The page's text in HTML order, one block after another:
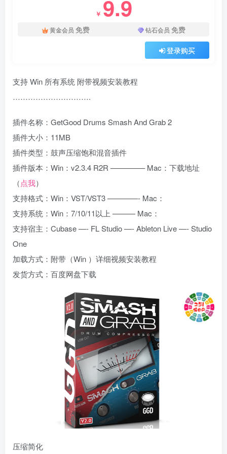
￥ 9.9
黄金会员 免费 钻石会员 免费
登录购买
支持 Win 所有系统 附带视频安装教程
………………………….
插件名称：GetGood Drums Smash And Grab 2
插件大小：11MB
插件类型：鼓声压缩饱和混音插件
插件版本：Win：v2.3.4 R2R ————– Mac：下载地址
（点我）
支持格式：Win：VST/VST3 ————- Mac：
支持系统：Win：7/10/11以上 ——— Mac：
支持宿主：Cubase —- FL Studio —- Ableton Live —- Studio
One
加载方式：附带（Win ）详细视频安装教程
发货方式：百度网盘下载
压缩简化